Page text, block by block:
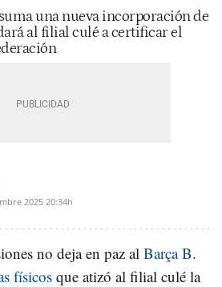
una nueva incorporación de
al filial culé a certificar el
2025 20:34h
no deja en paz al Barça B.
físicos que atizó al filial culé la